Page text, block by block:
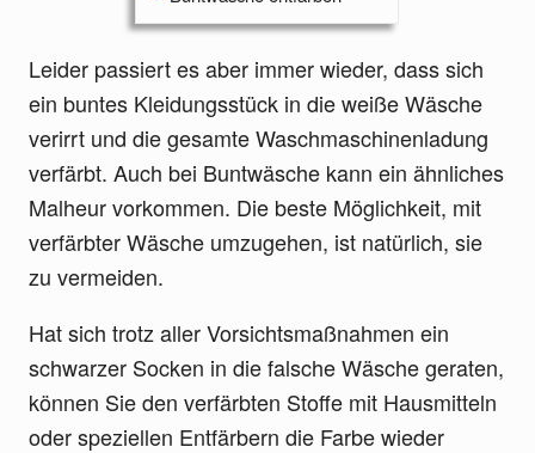
Leider passiert es aber immer wieder, dass sich
ein buntes Kleidungsstück in die weiße Wäsche
verirrt und die gesamte Waschmaschinenladung
verfärbt. Auch bei Buntwäsche kann ein ähnliches
Malheur vorkommen. Die beste Möglichkeit, mit
verfärbter Wäsche umzugehen, ist natürlich, sie
zu vermeiden.
Hat sich trotz aller Vorsichtsmaßnahmen ein
schwarzer Socken in die falsche Wäsche geraten,
können Sie den verfärbten Stoffe mit Hausmitteln
oder speziellen Entfärbern die Farbe wieder